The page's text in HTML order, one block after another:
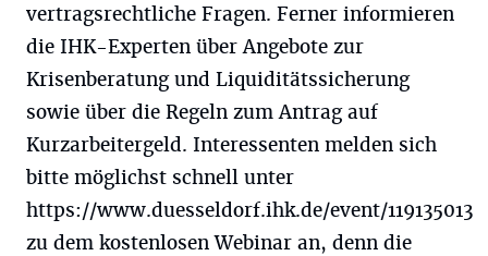
vertragsrechtliche Fragen. Ferner informieren
die IHK-Experten über Angebote zur
Krisenberatung und Liquiditätssicherung
sowie über die Regeln zum Antrag auf
Kurzarbeitergeld. Interessenten melden sich
bitte möglichst schnell unter
https://www.duesseldorf.ihk.de/event/119135013
zu dem kostenlosen Webinar an, denn die